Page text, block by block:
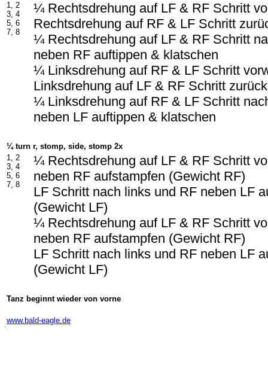
1, 2
3, 4
5, 6
7, 8
¼ Rechtsdrehung auf LF & RF Schritt
Rechtsdrehung auf RF & LF Schritt
¼ Rechtsdrehung auf LF & RF Schritt
neben RF auftippen & klatschen
¼ Linksdrehung auf RF & LF Schritt
Linksdrehung auf LF & RF Schritt zurück
¼ Linksdrehung auf RF & LF Schritt
neben LF auftippen & klatschen
¼ turn r, stomp, side, stomp 2x
1, 2
3, 4
5, 6
7, 8
¼ Rechtsdrehung auf LF & RF Schritt
neben RF aufstampfen (Gewicht RF)
LF Schritt nach links und RF neben LF
(Gewicht LF)
¼ Rechtsdrehung auf LF & RF Schritt
neben RF aufstampfen (Gewicht RF)
LF Schritt nach links und RF neben LF
(Gewicht LF)
Tanz beginnt wieder von vorne
www.bald-eagle.de